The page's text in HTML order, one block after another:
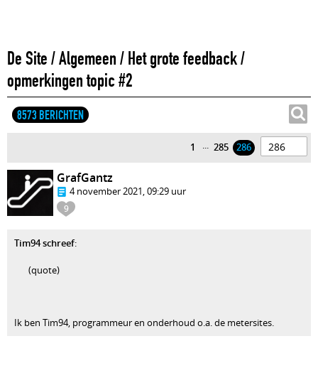
De Site/Algemeen/Het grote feedback /
opmerkingen topic #2
8573 BERICHTEN
1 ... 285 286
9
GrafGantz
4 november 2021, 09:29 uur
Tim94 schreef:
(quote)
Ik ben Tim94, programmeur en onderhoud o.a. de metersites.